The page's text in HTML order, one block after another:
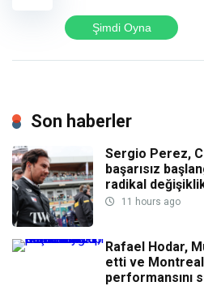
Şimdi Oyna
Son haberler
Sergio Perez,
başarısız
radikal
11 hours ago
Rafael Hodar,
etti ve Montreal
performansını